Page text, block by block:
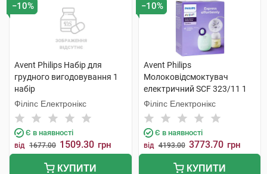
−10%
Avent Philips Набір для
грудного вигодовування 1
набір
Філіпс Електронікс
Є в наявності
від 1677.00 1509.30 грн
КУПИТИ
−10%
Avent Philips
Молоковідсмоктувач
електричний SCF 323/11 1
шт
Філіпс Електронікс
Є в наявності
від 4193.00 3773.70 грн
КУПИТИ